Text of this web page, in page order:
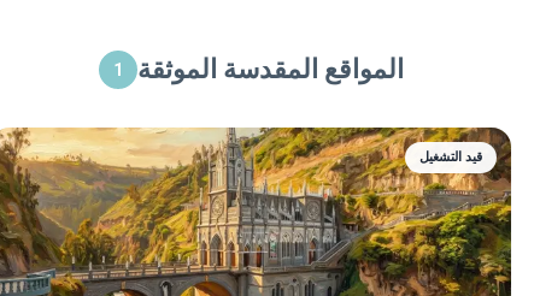
المواقع المقدسة الموثقة 1
قيد التشغيل